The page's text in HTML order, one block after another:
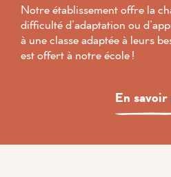
Notre établissement offre la
difficulté d’adaptation ou
à une classe adaptée à leurs
est offert à notre école !
En